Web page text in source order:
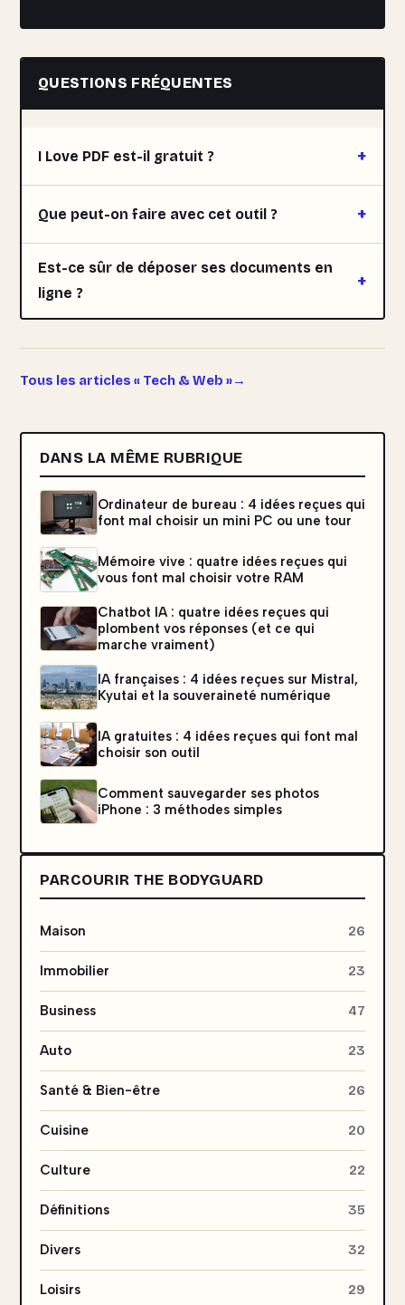
QUESTIONS FRÉQUENTES
I Love PDF est-il gratuit ?
Que peut-on faire avec cet outil ?
Est-ce sûr de déposer ses documents en
ligne ?
Tous les articles « Tech & Web »
DANS LA MÊME RUBRIQUE
Ordinateur de bureau : 4 idées reçues qui
font mal choisir un mini PC ou une tour
Mémoire vive : quatre idées reçues qui
vous font mal choisir votre RAM
Chatbot IA : quatre idées reçues qui
plombent vos réponses (et ce qui
marche vraiment)
IA françaises : 4 idées reçues sur Mistral,
Kyutai et la souveraineté numérique
IA gratuites : 4 idées reçues qui font mal
choisir son outil
Comment sauvegarder ses photos
iPhone : 3 méthodes simples
PARCOURIR THE BODYGUARD
Maison 26
Immobilier 23
Business 47
Auto 23
Santé & Bien-être 26
Cuisine 20
Culture 22
Définitions 35
Divers 32
Loisirs 29